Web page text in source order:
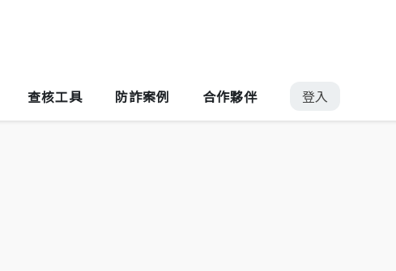
查核工具 防詐案例 合作夥伴 登入